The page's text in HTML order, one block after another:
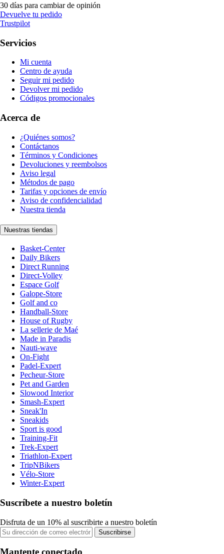
30 días para cambiar de opinión
Devuelve tu pedido
Trustpilot
Servicios
Mi cuenta
Centro de ayuda
Seguir mi pedido
Devolver mi pedido
Códigos promocionales
Acerca de
¿Quiénes somos?
Contáctanos
Términos y Condiciones
Devoluciones y reembolsos
Aviso legal
Métodos de pago
Tarifas y opciones de envío
Aviso de confidencialidad
Nuestra tienda
Nuestras tiendas
Basket-Center
Daily Bikers
Direct Running
Direct-Volley
Espace Golf
Galope-Store
Golf and co
Handball-Store
House of Rugby
La sellerie de Maé
Made in Paradis
Nauti-wave
On-Fight
Padel-Expert
Pecheur-Store
Pet and Garden
Slowood Interior
Smash-Expert
Sneak'In
Sneakids
Sport is good
Training-Fit
Trek-Expert
Triathlon-Expert
TripNBikers
Vélo-Store
Winter-Expert
Suscríbete a nuestro boletín
Disfruta de un 10% al suscribirte a nuestro boletín
Suscribirse